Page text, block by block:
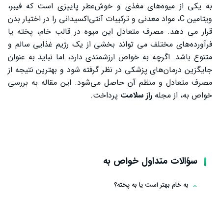
به یکی از میوه‌های مغذی و خوش‌عطر پاییزی است که فیبر،
ویتامین C، مواد معدنی و ترکیبات آنتی‌اکسیدانی را در اختیار بدن
قرار می‌ دهد. مصرف متعادل این میوه در قالب خام، پخته یا
فرآورده‌های مختلف می ‌تواند بخشی از یک رژیم غذایی سالم و
متنوع باشد. اگرچه به خواص ارزشمندی دارد، اما نباید به عنوان
جایگزین درمان‌های پزشکی در نظر گرفته شود و بهترین نتیجه از
مصرف متعادل و منظم آن حاصل می‌شود. این مقاله به بررسی
خواص به، از مجله راز سلامت پرداخت.
سؤالات متداول خواص به
به خام بهتر است یا به پخته؟